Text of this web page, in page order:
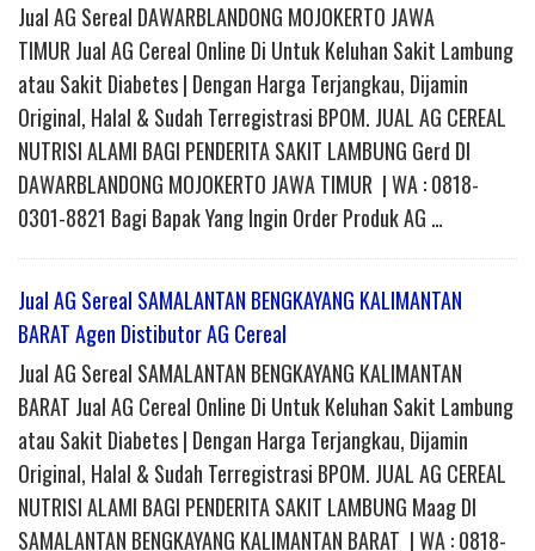
Jual AG Sereal DAWARBLANDONG MOJOKERTO JAWA
TIMUR Jual AG Cereal Online Di Untuk Keluhan Sakit Lambung
atau Sakit Diabetes | Dengan Harga Terjangkau, Dijamin
Original, Halal & Sudah Terregistrasi BPOM. JUAL AG CEREAL
NUTRISI ALAMI BAGI PENDERITA SAKIT LAMBUNG Gerd DI
DAWARBLANDONG MOJOKERTO JAWA TIMUR | WA : 0818-
0301-8821 Bagi Bapak Yang Ingin Order Produk AG …
Jual AG Sereal SAMALANTAN BENGKAYANG KALIMANTAN
BARAT Agen Distibutor AG Cereal
Jual AG Sereal SAMALANTAN BENGKAYANG KALIMANTAN
BARAT Jual AG Cereal Online Di Untuk Keluhan Sakit Lambung
atau Sakit Diabetes | Dengan Harga Terjangkau, Dijamin
Original, Halal & Sudah Terregistrasi BPOM. JUAL AG CEREAL
NUTRISI ALAMI BAGI PENDERITA SAKIT LAMBUNG Maag DI
SAMALANTAN BENGKAYANG KALIMANTAN BARAT | WA : 0818-